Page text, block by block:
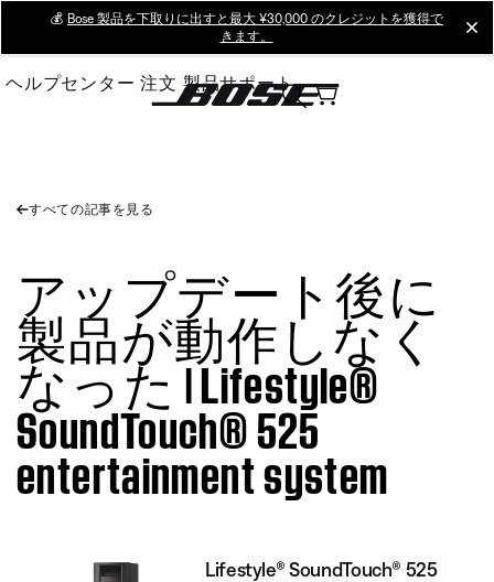
Main
💰 Bose 製品を下取りに出すと最大 ¥30,000 のクレジットを獲得で
きます。
ヘルプセンター 注文 製品サポート
すべての記事を見る
アップデート後に
製品が動作しなく
なった | Lifestyle®
SoundTouch® 525
entertainment system
Lifestyle® SoundTouch® 525